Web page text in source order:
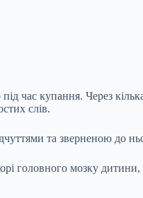
час купання. Через
слів.
та зверненою до
головного мозку